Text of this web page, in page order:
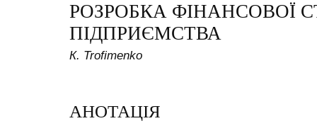
РОЗРОБКА ФІНАНСОВОЇ
ПІДПРИЄМСТВА
К. Trofimenko
АНОТАЦІЯ